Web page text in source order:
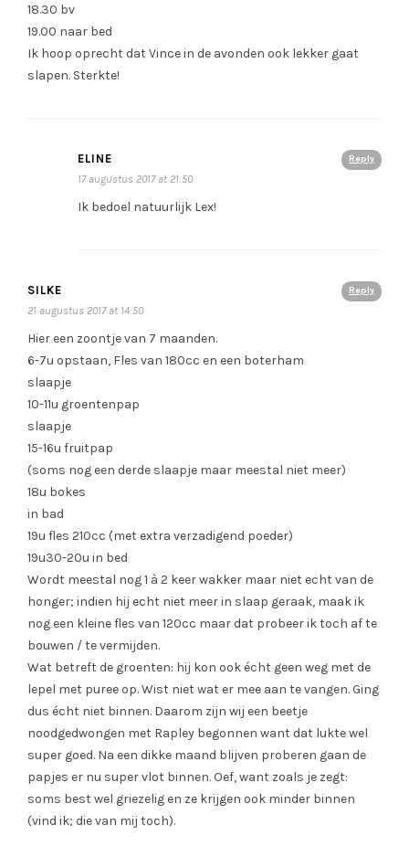
18.30 bv
19.00 naar bed
Ik hoop oprecht dat Vince in de avonden ook lekker gaat
slapen. Sterkte!
Reply
ELINE
17 augustus 2017 at 21:50
Ik bedoel natuurlijk Lex!
Reply
SILKE
21 augustus 2017 at 14:50
Hier een zoontje van 7 maanden.
6-7u opstaan, Fles van 180cc en een boterham
slaapje
10-11u groentenpap
slaapje
15-16u fruitpap
(soms nog een derde slaapje maar meestal niet meer)
18u bokes
in bad
19u fles 210cc (met extra verzadigend poeder)
19u30-20u in bed
Wordt meestal nog 1 à 2 keer wakker maar niet echt van de
honger; indien hij echt niet meer in slaap geraak, maak ik
nog een kleine fles van 120cc maar dat probeer ik toch af te
bouwen / te vermijden.
Wat betreft de groenten: hij kon ook écht geen weg met de
lepel met puree op. Wist niet wat er mee aan te vangen. Ging
dus écht niet binnen. Daarom zijn wij een beetje
noodgedwongen met Rapley begonnen want dat lukte wel
super goed. Na een dikke maand blijven proberen gaan de
papjes er nu super vlot binnen. Oef, want zoals je zegt:
soms best wel griezelig en ze krijgen ook minder binnen
(vind ik; die van mij toch).